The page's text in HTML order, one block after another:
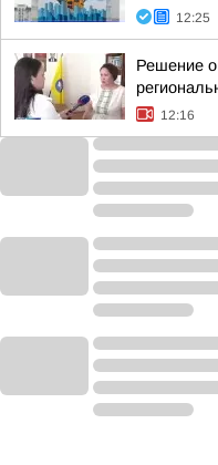
12:25
Решение
12:16